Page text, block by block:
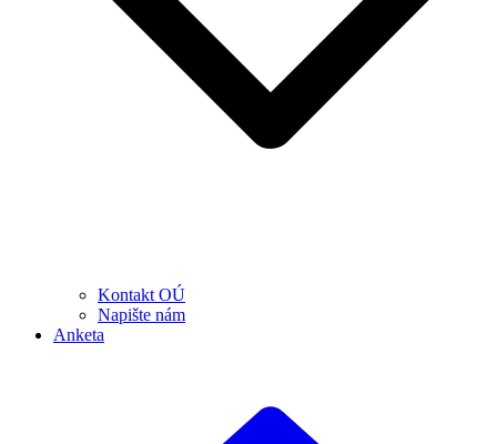
Kontakt OÚ
Napište nám
Anketa